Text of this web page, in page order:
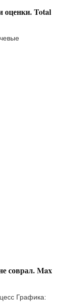
оценки. Total
соврал. Max
Графика: